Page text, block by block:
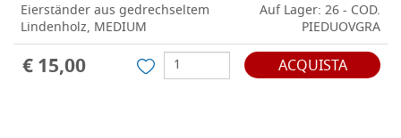
Eierständer aus gedrechseltem
Lindenholz, MEDIUM
Auf Lager: 26 - COD.
PIEDUOVGRA
€ 15,00 ACQUISTA